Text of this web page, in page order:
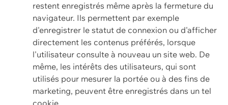
restent enregistrés même après la fermeture du
navigateur. Ils permettent par exemple
d'enregistrer le statut de connexion ou d'afficher
directement les contenus préférés, lorsque
l'utilisateur consulte à nouveau un site web. De
même, les intérêts des utilisateurs, qui sont
utilisés pour mesurer la portée ou à des fins de
marketing, peuvent être enregistrés dans un tel